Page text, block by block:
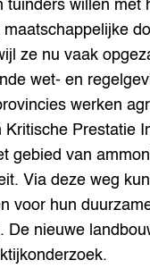
base
tuinders willen met
maatschappelijke
ze nu vaak
wet- en
werken
Kritische Prestatie
gebied van
Via deze weg
voor hun
De nieuwe